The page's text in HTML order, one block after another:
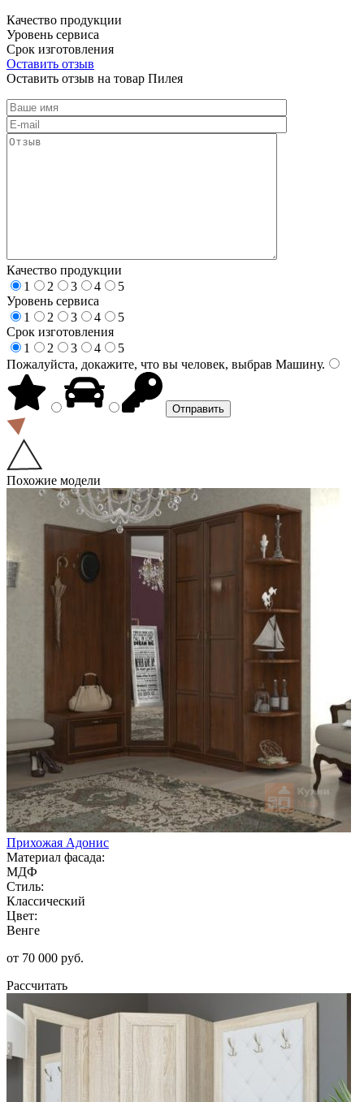
Качество продукции
Уровень сервиса
Срок изготовления
Оставить отзыв
Оставить отзыв на товар Пилея
Качество продукции
1
2 3 4
5
Уровень сервиса
1
2 3 4
5
Срок изготовления
1
2 3 4
5
Пожалуйста, докажите, что вы человек, выбрав Машину.
Похожие модели
Прихожая Адонис
Материал фасада:
МДФ
Стиль:
Классический
Цвет:
Венге
от 70 000 руб.
Рассчитать